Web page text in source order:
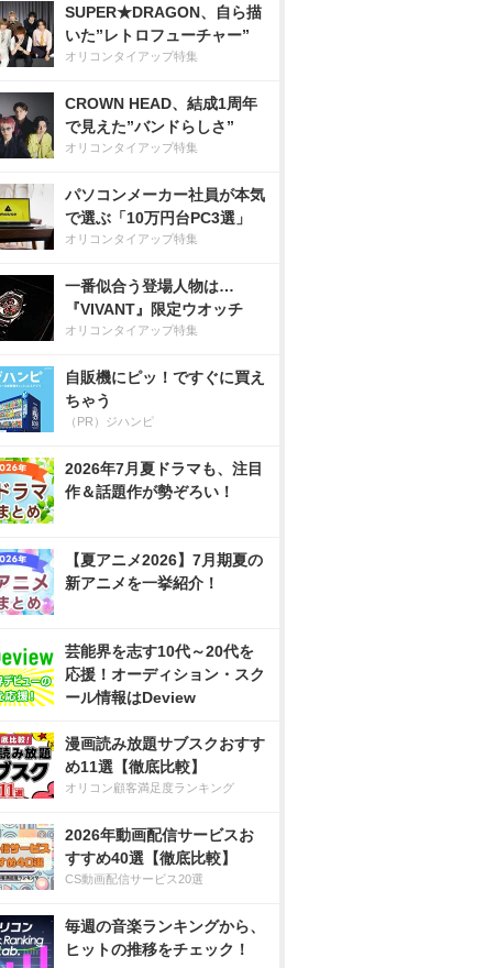
SUPER★DRAGON、自ら描
いた”レトロフューチャー”
オリコンタイアップ特集
CROWN HEAD、結成1周年
で見えた”バンドらしさ”
オリコンタイアップ特集
パソコンメーカー社員が本気
で選ぶ「10万円台PC3選」
オリコンタイアップ特集
一番似合う登場人物は…
『VIVANT』限定ウオッチ
オリコンタイアップ特集
自販機にピッ！ですぐに買え
ちゃう
（PR）ジハンピ
2026年7月夏ドラマも、注目
作＆話題作が勢ぞろい！
【夏アニメ2026】7月期夏の
新アニメを一挙紹介！
芸能界を志す10代～20代を
応援！オーディション・スク
ール情報はDeview
漫画読み放題サブスクおすす
め11選【徹底比較】
オリコン顧客満足度ランキング
2026年動画配信サービスお
すすめ40選【徹底比較】
CS動画配信サービス20選
毎週の音楽ランキングから、
ヒットの推移をチェック！